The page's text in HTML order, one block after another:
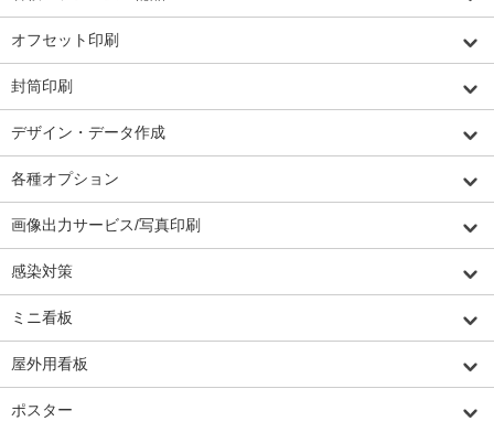
オフセット印刷
封筒印刷
デザイン・データ作成
各種オプション
画像出力サービス/写真印刷
感染対策
ミニ看板
屋外用看板
ポスター